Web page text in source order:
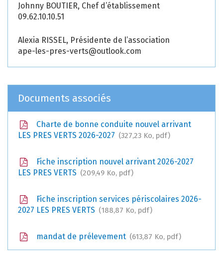
Johnny BOUTIER, Chef d’établissement
09.62.10.10.51
Alexia RISSEL, Présidente de l’association
ape-les-pres-verts@outlook.com
Documents associés
Charte de bonne conduite nouvel arrivant
LES PRES VERTS 2026-2027
327,23 Ko, pdf
Fiche inscription nouvel arrivant 2026-2027
LES PRES VERTS
209,49 Ko, pdf
Fiche inscription services périscolaires 2026-
2027 LES PRES VERTS
188,87 Ko, pdf
mandat de prélevement 613,87 Ko, pdf